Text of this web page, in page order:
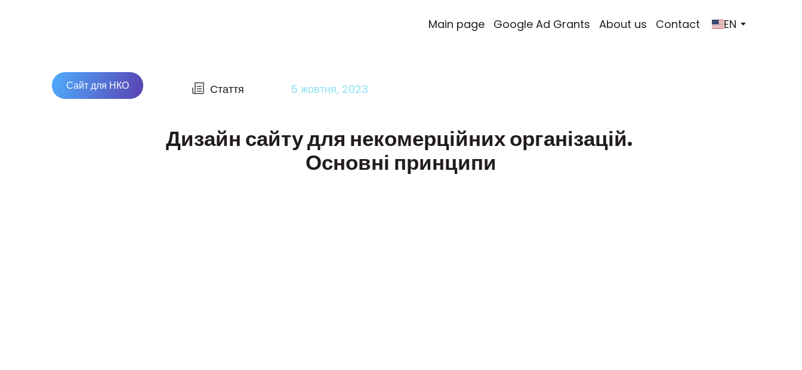
Main page Google Ad Grants About us Contact EN
Сайт для НКО Стаття 5 жовтня, 2023
Дизайн сайту для некомерційних організацій.
Основні принципи